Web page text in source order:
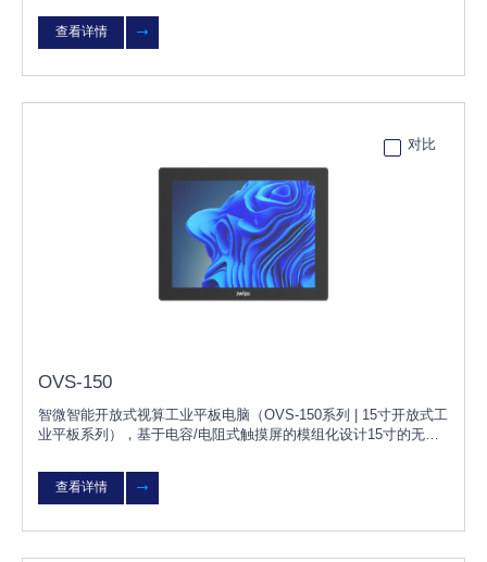
客户需求灵活选择不同配置，无需改变原有设计，更换OVS模块
即可快速升级或维护；产品可广泛用于智能工厂、风电、太阳能光
查看详情
对比
OVS-150
智微智能开放式视算工业平板电脑（OVS-150系列 | 15寸开放式工
业平板系列），基于电容/电阻式触摸屏的模组化设计15寸的无风
需求灵活选择不同配置，无需改变原有设计，更换OVS模块即可
快速升级或维护；产品可广泛用于智能工厂、风电、太阳能光伏、
查看详情